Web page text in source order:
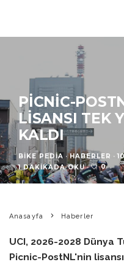
PICNIC-
LISANSI TEK
KALDI
BIKE PEDIA · HABERLER ·
1 DAKIKADA OKU · 0
Anasayfa Haberler
UCI, 2026-2028 Dünya
Picnic-PostNL'nin